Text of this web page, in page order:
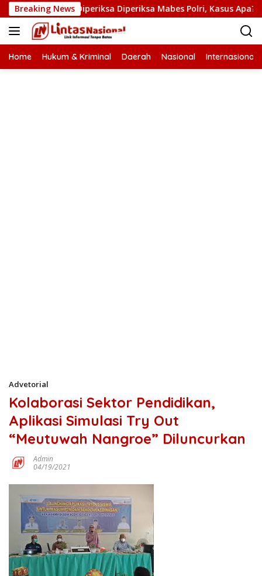
Langsung
ke
konten
Breaking News
Narkoba Diperiksa Diperiksa Mabes Polri, Kasus Apa?
Home Hukum & Kriminal Daerah Nasional Internasional
Advetorial
Kolaborasi Sektor Pendidikan,
Aplikasi Simulasi Try Out
“Meutuwah Nangroe” Diluncurkan
Admin
04/19/2021